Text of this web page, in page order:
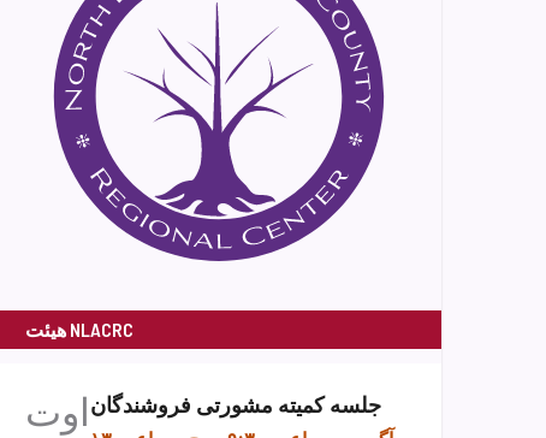
هیئت NLACRC
اوتجلسه کمیته مشورتی فروشندگان